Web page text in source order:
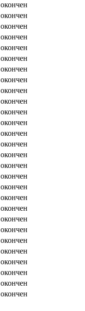
окончен
окончен
окончен
окончен
окончен
окончен
окончен
окончен
окончен
окончен
окончен
окончен
окончен
окончен
окончен
окончен
окончен
окончен
окончен
окончен
окончен
окончен
окончен
окончен
окончен
окончен
окончен
окончен